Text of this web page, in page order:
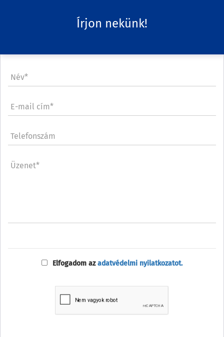
Írjon nekünk!
Név*
E-mail cím*
Telefonszám
Üzenet*
Elfogadom azadatvédelmi nyilatkozatot.